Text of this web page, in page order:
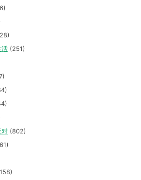
活 (251)
对 (802)